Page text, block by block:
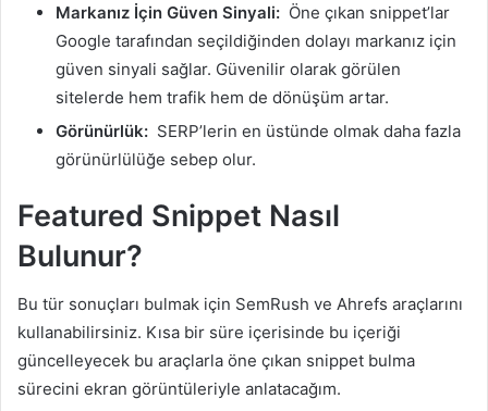
Markanız İçin Güven Sinyali: Öne çıkan snippet’lar
Google tarafından seçildiğinden dolayı markanız için
güven sinyali sağlar. Güvenilir olarak görülen
sitelerde hem trafik hem de dönüşüm artar.
Görünürlük: SERP’lerin en üstünde olmak daha fazla
görünürlülüğe sebep olur.
Featured Snippet Nasıl
Bulunur?
Bu tür sonuçları bulmak için SemRush ve Ahrefs araçlarını
kullanabilirsiniz. Kısa bir süre içerisinde bu içeriği
güncelleyecek bu araçlarla öne çıkan snippet bulma
sürecini ekran görüntüleriyle anlatacağım.